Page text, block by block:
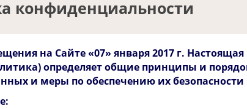
конфиденциальности
на Сайте «07» января 2017 г.
определяет общие принципы и
и меры по обеспечению их